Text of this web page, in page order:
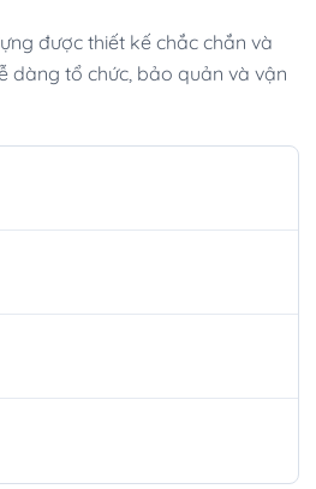
được thiết kế chắc chắn và
dàng tổ chức, bảo quản và vận